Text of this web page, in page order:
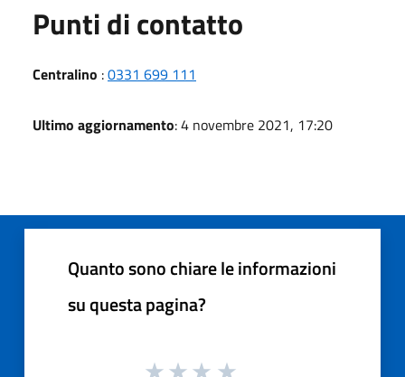
Punti di contatto
Centralino :0331 699 111
Ultimo aggiornamento: 4 novembre 2021, 17:20
Quanto sono chiare le informazioni
su questa pagina?